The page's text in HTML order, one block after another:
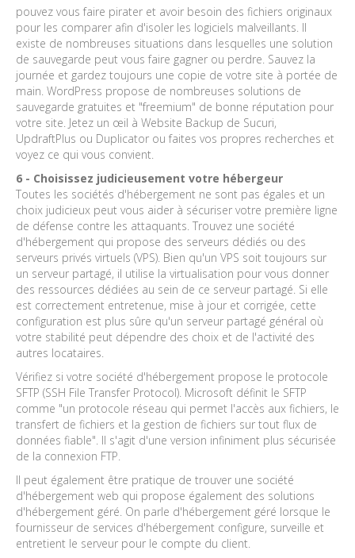
pouvez vous faire pirater et avoir besoin des fichiers originaux
pour les comparer afin d'isoler les logiciels malveillants. Il
existe de nombreuses situations dans lesquelles une solution
de sauvegarde peut vous faire gagner ou perdre. Sauvez la
journée et gardez toujours une copie de votre site à portée de
main. WordPress propose de nombreuses solutions de
sauvegarde gratuites et "freemium" de bonne réputation pour
votre site. Jetez un œil à Website Backup de Sucuri,
UpdraftPlus ou Duplicator ou faites vos propres recherches et
voyez ce qui vous convient.
6 - Choisissez judicieusement votre hébergeur
Toutes les sociétés d'hébergement ne sont pas égales et un
choix judicieux peut vous aider à sécuriser votre première ligne
de défense contre les attaquants. Trouvez une société
d'hébergement qui propose des serveurs dédiés ou des
serveurs privés virtuels (VPS). Bien qu'un VPS soit toujours sur
un serveur partagé, il utilise la virtualisation pour vous donner
des ressources dédiées au sein de ce serveur partagé. Si elle
est correctement entretenue, mise à jour et corrigée, cette
configuration est plus sûre qu'un serveur partagé général où
votre stabilité peut dépendre des choix et de l'activité des
autres locataires.
Vérifiez si votre société d'hébergement propose le protocole
SFTP (SSH File Transfer Protocol). Microsoft définit le SFTP
comme "un protocole réseau qui permet l'accès aux fichiers, le
transfert de fichiers et la gestion de fichiers sur tout flux de
données fiable". Il s'agit d'une version infiniment plus sécurisée
de la connexion FTP.
Il peut également être pratique de trouver une société
d'hébergement web qui propose également des solutions
d'hébergement géré. On parle d'hébergement géré lorsque le
fournisseur de services d'hébergement configure, surveille et
entretient le serveur pour le compte du client.